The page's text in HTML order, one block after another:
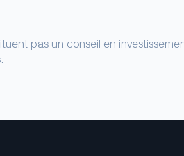
pas un conseil en